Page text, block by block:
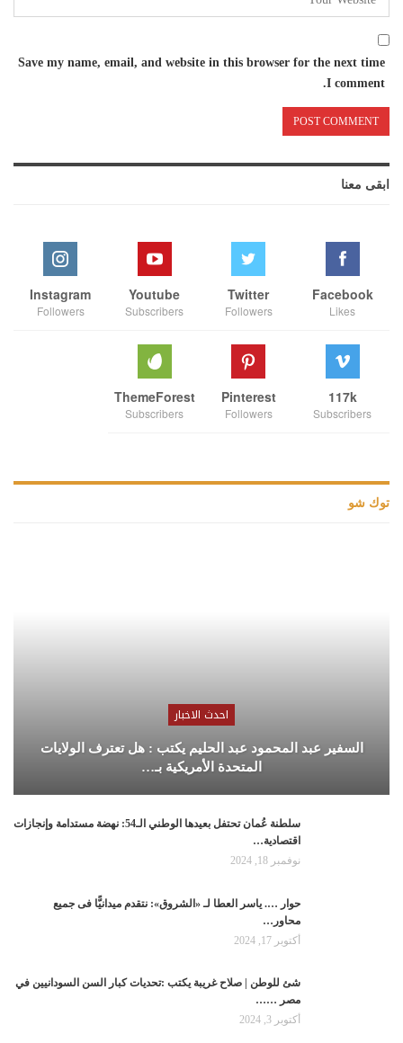
Save my name, email, and website in this browser for the next time
I comment.
ابقى معنا
Facebook
Likes
Twitter
Followers
Youtube
Subscribers
Instagram
Followers
117k
Subscribers
Pinterest
Followers
ThemeForest
Subscribers
توك شو
احدث الاخبار
السفير عبد المحمود عبد الحليم يكتب : هل تعترف الولايات
المتحدة الأمريكية بـ…
سلطنة عُمان تحتفل بعيدها الوطني الـ54: نهضة مستدامة وإنجازات
اقتصادية…
نوفمبر 18, 2024
حوار …. ياسر العطا لـ «الشروق»: نتقدم ميدانيًّا فى جميع
محاور…
أكتوبر 17, 2024
شئ للوطن | صلاح غريبة يكتب :تحديات كبار السن السودانيين في
مصر ……
أكتوبر 3, 2024